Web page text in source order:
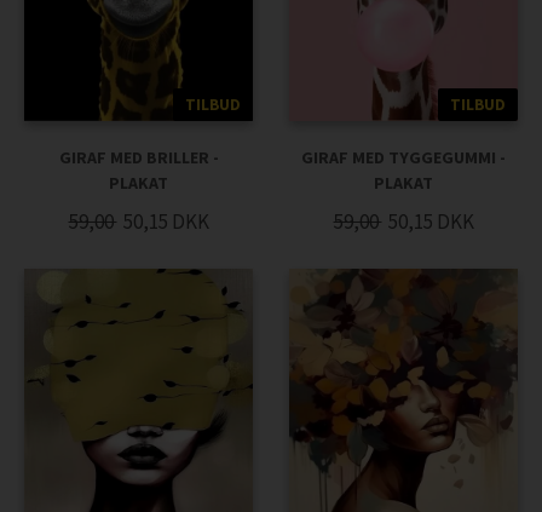
TILBUD
GIRAF MED BRILLER -
PLAKAT
59,00 50,15 DKK
TILBUD
GIRAF MED TYGGEGUMMI -
PLAKAT
59,00 50,15 DKK